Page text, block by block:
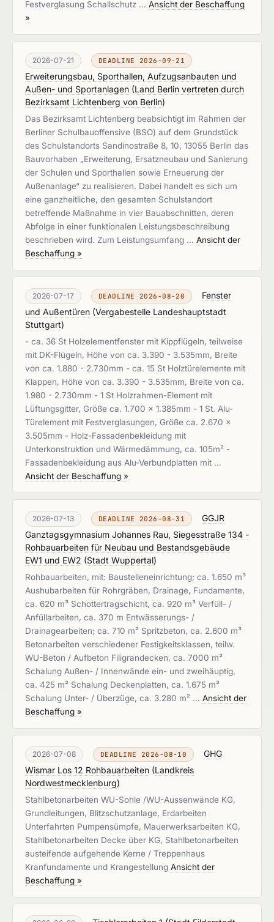
Festverglasung Schallschutz … Ansicht der Beschaffung
»
2026-07-21 DEADLINE 2026-09-21
Erweiterungsbau, Sporthallen, Aufzugsanbauten und
Außen- und Sportanlagen (Land Berlin vertreten durch
Bezirksamt Lichtenberg von Berlin)
Das Bezirksamt Lichtenberg beabsichtigt im Rahmen der
Berliner Schulbauoffensive (BSO) auf dem Grundstück
des Schulstandorts Sandinostraße 8, 10, 13055 Berlin das
Bauvorhaben „Erweiterung, Ersatzneubau und Sanierung
der Schulen und Sporthallen sowie Erneuerung der
Außenanlage“ zu realisieren. Dabei handelt es sich um
eine ganzheitliche, den gesamten Schulstandort
betreffende Maßnahme in vier Bauabschnitten, deren
Abfolge in einer funktionalen Leistungsbeschreibung
beschrieben wird. Zum Leistungsumfang … Ansicht der
Beschaffung »
2026-07-17 DEADLINE 2026-08-20
Fenster
und Außentüren (Vergabestelle Landeshauptstadt
Stuttgart)
- ca. 36 St Holzelementfenster mit Kippflügeln, teilweise
mit DK-Flügeln, Höhe von ca. 3.390 - 3.535mm, Breite
von ca. 1.880 - 2.730mm - ca. 15 St Holztürelemente mit
Klappen, Höhe von ca. 3.390 - 3.535mm, Breite von ca.
1.980 - 2.730mm - 1 St Holzrahmen-Element mit
Lüftungsgitter, Größe ca. 1.700 x 1.385mm - 1 St. Alu-
Türelement mit Festverglasungen, Größe ca. 2.670 x
3.505mm - Holz-Fassadenbekleidung mit
Unterkonstruktion und Wärmedämmung, ca. 105m² -
Fassadenbekleidung aus Alu-Verbundplatten mit …
Ansicht der Beschaffung »
2026-07-13 DEADLINE 2026-08-31
GGJR
Ganztagsgymnasium Johannes Rau, Siegesstraße 134 -
Rohbauarbeiten für Neubau und Bestandsgebäude
EW1 und EW2 (Stadt Wuppertal)
Rohbauarbeiten, mit: Baustelleneinrichtung; ca. 1.650 m³
Aushubarbeiten für Rohrgräben, Drainage, Fundamente,
ca. 620 m³ Schottertragschicht, ca. 920 m³ Verfüll- /
Anfüllarbeiten, ca. 370 m Entwässerungs- /
Drainagearbeiten; ca. 710 m² Spritzbeton, ca. 2.600 m³
Betonarbeiten verschiedener Festigkeitsklassen, teilw.
WU-Beton / Aufbeton Filigrandecken, ca. 7000 m²
Schalung Außen- / Innenwände ein- und zweihäuptig,
ca. 425 m² Schalung Deckenplatten, ca. 1.675 m²
Schalung Unter- / Überzüge, ca. 3.280 m² … Ansicht der
Beschaffung »
2026-07-08 DEADLINE 2026-08-10
GHG
Wismar Los 12 Rohbauarbeiten (Landkreis
Nordwestmecklenburg)
Stahlbetonarbeiten WU-Sohle /WU-Aussenwände KG,
Grundleitungen, Blitzschutzanlage, Erdarbeiten
Unterfahrten Pumpensümpfe, Mauerwerksarbeiten KG,
Stahlbetonarbeiten Decke über KG, Stahlbetonarbeiten
austeifende aufgehende Kerne / Treppenhaus
Kranfundamente und Krangestellung Ansicht der
Beschaffung »